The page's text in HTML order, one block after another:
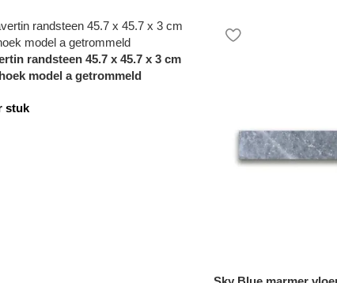
randsteen 45.7 x 45.7 x 3 cm
model a getrommeld
stuk